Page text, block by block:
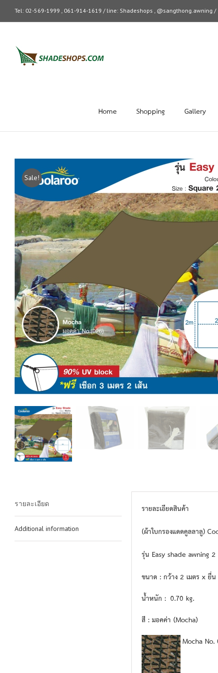
Tel: 02-569-1999 , 061-914-1619 / line: Shadeshops , @sangthong.awning /
Home Shopping Gallery
Sale!
รายละเอียด
Additional information
รายละเอียดสินค้า
(ผ้าใบกรองแดดคูลลาลู)
รุ่น Easy shade awning
ขนาด : กว้าง 2 เมตร x ยื่น
น้ำหนัก : 0.70 kg.
สี : มอคค่า (Mocha)
Mocha No.